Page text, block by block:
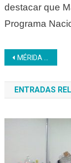
destacar que
Programa
de
entradas
MÉRIDA | Inces reconoce la trayectoria de sus trabajadores
ENTRADAS